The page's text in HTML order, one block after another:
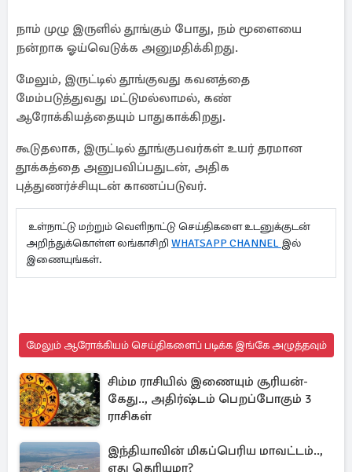
நாம் முழு இருளில் தூங்கும் போது, நம் மூளையை
நன்றாக ஓய்வெடுக்க அனுமதிக்கிறது.
மேலும், இருட்டில் தூங்குவது கவனத்தை
மேம்படுத்துவது மட்டுமல்லாமல், கண்
ஆரோக்கியத்தையும் பாதுகாக்கிறது.
கூடுதலாக, இருட்டில் தூங்குபவர்கள் உயர் தரமான
தூக்கத்தை அனுபவிப்பதுடன், அதிக
புத்துணர்ச்சியுடன் காணப்படுவர்.
உள்நாட்டு மற்றும் வெளிநாட்டு செய்திகளை உடனுக்குடன்
அறிந்துக்கொள்ள லங்காசிறி WHATSAPP CHANNEL இல்
இணையுங்கள்.
மேலும் ஆரோக்கியம் செய்திகளைப் படிக்க இங்கே அழுத்தவும்
சிம்ம ராசியில் இணையும் சூரியன்-
கேது.., அதிர்ஷ்டம் பெறப்போகும் 3
ராசிகள்
இந்தியாவின் மிகப்பெரிய மாவட்டம்..,
எது தெரியுமா?